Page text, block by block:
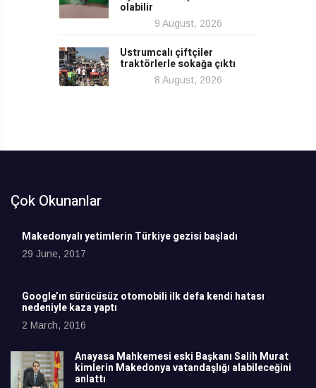
olabilir
9 August, 2026
Ustrumcalı çiftçiler
traktörlerle sokağa çıktı
8 August, 2026
Çok Okunanlar
Makedonyalı yetimlerin Türkiye gezisi başladı
29 June, 2017
Google’ın sürücüsüz otomobili ilk defa kendi hatası
nedeniyle kaza yaptı
2 March, 2016
Anayasa Mahkemesi eski Başkanı Salih Murat
kimlerin Makedonya vatandaşlığı alabileceğini
anlattı